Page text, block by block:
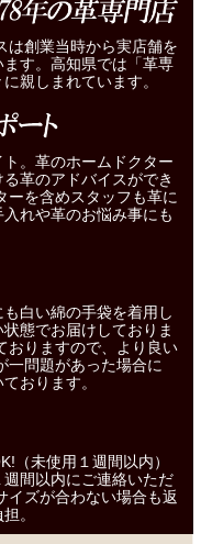
は創業当時から実店舗を
す。高知県では「革専
親しまれています。
。革のホームドクター
革のアドバイスができ
ーを含めスタッフも革に
れや革のお悩み事にも
白い綿の手袋を着用し
態でお届けしておりま
おりますので、より良い
一問題があった場合に
おります。
（未使用１週間以内）
間以内にご連絡いただ
イズが合わない場合も返
。